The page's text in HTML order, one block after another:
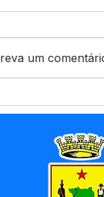
de
tarefa e
às
um